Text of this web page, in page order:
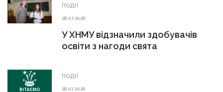
ПОДІЇ
28.07.2026
У ХНМУ відзначили здобувачів
освіти з нагоди свята
ПОДІЇ
28.07.2026